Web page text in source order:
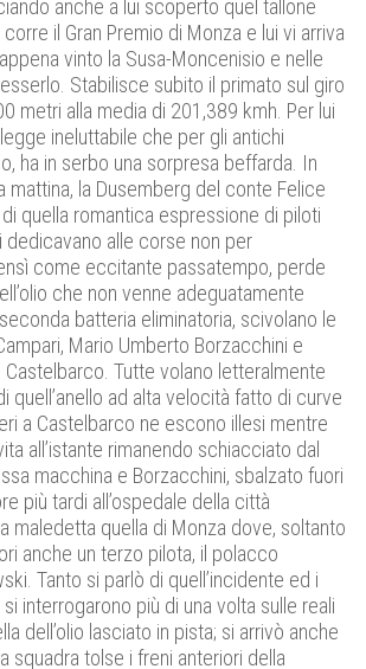
anche a lui scoperto quel tallone
corre il Gran Premio di Monza e lui vi arriva
vinto la Susa-Moncenisio e nelle
Stabilisce subito il primato sul giro
metri alla media di 201,389 kmh. Per lui
ineluttabile che per gli antichi
ha in serbo una sorpresa beffarda. In
mattina, la Dusemberg del conte Felice
quella romantica espressione di piloti
dedicavano alle corse non per
come eccitante passatempo, perde
che non venne adeguatamente
batteria eliminatoria, scivolano le
Mario Umberto Borzacchini e
Castelbarco. Tutte volano letteralmente
quell’anello ad alta velocità fatto di curve
a Castelbarco ne escono illesi mentre
all’istante rimanendo schiacciato dal
macchina e Borzacchini, sbalzato fuori
più tardi all’ospedale della città
maledetta quella di Monza dove, soltanto
anche un terzo pilota, il polacco
Tanto si parlò di quell’incidente ed i
interrogarono più di una volta sulle reali
dell’olio lasciato in pista; si arrivò anche
squadra tolse i freni anteriori della